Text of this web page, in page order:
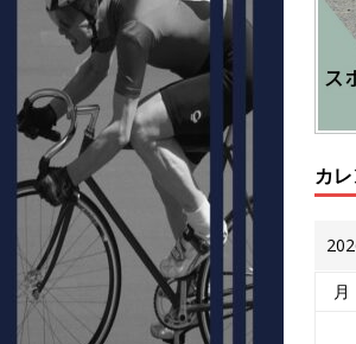
カ
月